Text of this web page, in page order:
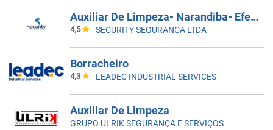
Auxiliar De Limpeza- Narandiba- Efetivo
4,5 SECURITY SEGURANCA LTDA
Borracheiro
4,3 LEADEC INDUSTRIAL SERVICES
Auxiliar De Limpeza
GRUPO ULRIK SEGURANÇA E SERVIÇOS